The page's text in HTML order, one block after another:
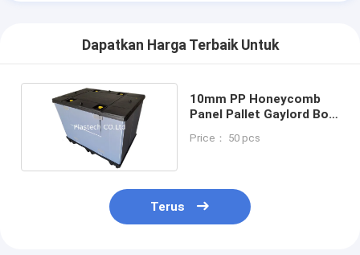
Dapatkan Harga Terbaik Untuk
10mm PP Honeycomb
Panel Pallet Gaylord Box
Mobil
Price： 50 pcs
Terus